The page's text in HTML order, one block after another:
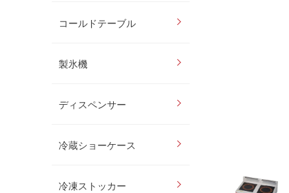
コールドテーブル
製氷機
ディスペンサー
冷蔵ショーケース
冷凍ストッカー